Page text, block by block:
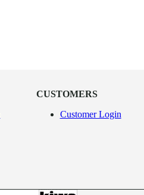
CUSTOMERS
Customer Login